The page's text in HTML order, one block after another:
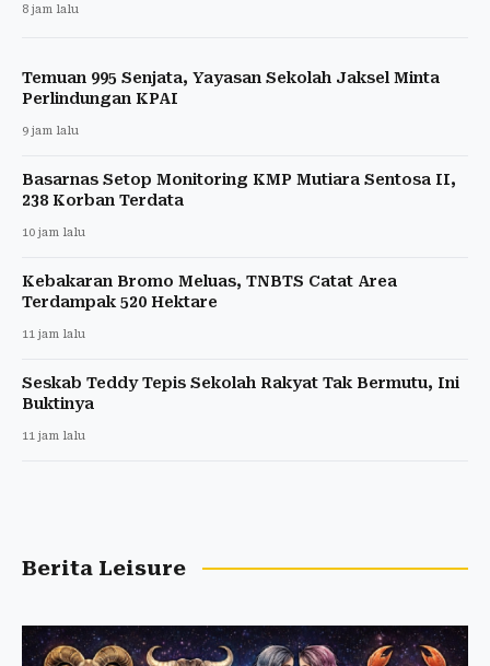
8 jam lalu
Temuan 995 Senjata, Yayasan Sekolah Jaksel Minta
Perlindungan KPAI
9 jam lalu
Basarnas Setop Monitoring KMP Mutiara Sentosa II,
238 Korban Terdata
10 jam lalu
Kebakaran Bromo Meluas, TNBTS Catat Area
Terdampak 520 Hektare
11 jam lalu
Seskab Teddy Tepis Sekolah Rakyat Tak Bermutu, Ini
Buktinya
11 jam lalu
Berita Leisure